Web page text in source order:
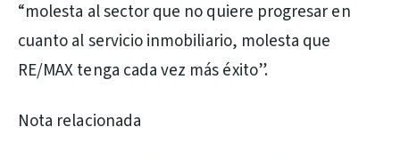
“molesta al sector que no quiere progresar en
cuanto al servicio inmobiliario, molesta que
RE/MAX tenga cada vez más éxito”.
Nota relacionada